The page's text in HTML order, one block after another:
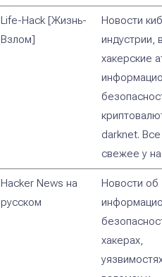
Life-Hack [Жизнь-
Взлом]
Новости
индустрии,
хакерские
darknet.
свежее у
Hacker News на
русском
Новости об
хакерах,